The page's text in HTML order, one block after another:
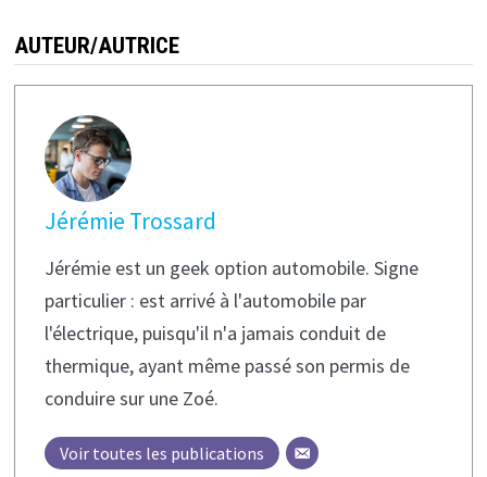
AUTEUR/AUTRICE
Jérémie Trossard
Jérémie est un geek option automobile. Signe
particulier : est arrivé à l'automobile par
l'électrique, puisqu'il n'a jamais conduit de
thermique, ayant même passé son permis de
conduire sur une Zoé.
Voir toutes les publications